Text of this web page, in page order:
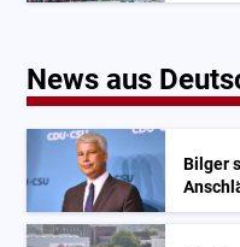
News aus
Bilger